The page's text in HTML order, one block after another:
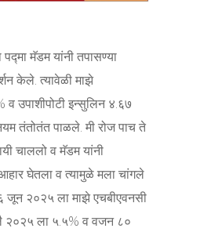
मॅडम यांनी तपासण्या
केले. त्यावेळी माझे
व उपाशीपोटी इन्सुलिन ४.६७
तंतोतंत पाळले. मी रोज पाच ते
चाललो व मॅडम यांनी
घेतला व त्यामुळे मला चांगले
जून २०२५ ला माझे एचबीएवनसी
ला ५.५% व वजन ८०